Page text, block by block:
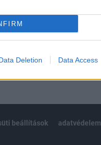
Deletion Data Access
BEJELENTKEZÉS
beállítások adatvédelem